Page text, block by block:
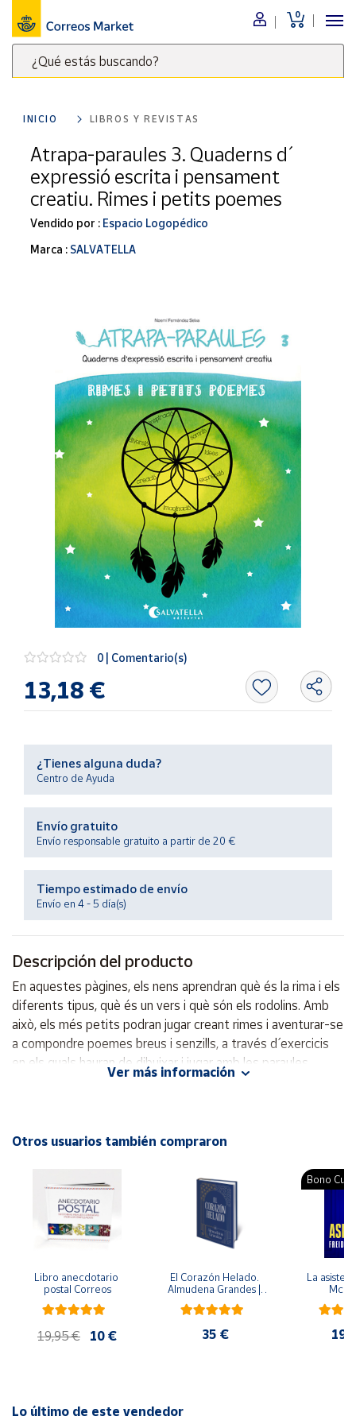
0
¿Qué estás buscando?
clave
para
buscar
productos
Correos
Menú
Nuestro
catálogo
Alimentación
Bebidas
Ocio y cultura
Juguetes y
juegos
Libros y
Oficina y
Papelería
Para Canarias,
Ceuta y Melilla
Bono
Nuestros
vendedores
novedades
de Correos
Market
Ayuda
Centro
de ayuda
Contacto
Mapa de
vendedores
Hazte
Área
vendedor
Área
Ubicación
Baleares
Canarias,
Melilla
INICIO LIBROS Y REVISTAS
Atrapa-paraules 3. Quaderns d´
expressió escrita i pensament
creatiu. Rimes i petits poemes
Vendido por : Espacio Logopédico
Marca : SALVATELLA
0 | Comentario(s)
13,18 €
¿Tienes alguna duda?
Centro de Ayuda
Envío gratuito
Envío responsable gratuito a partir de 20 €
Tiempo estimado de envío
Envío en 4 - 5 día(s)
Descripción del producto
En aquestes pàgines, els nens aprendran què és la rima i els
diferents tipus, què és un vers i què són els rodolins. Amb
això, els més petits podran jugar creant rimes i aventurar-se
a compondre poemes breus i senzills, a través d´ exercicis
en els quals hauran de dibuixar i jugar amb les paraules.
ISBN: 9788484128984
Ver más información
Otros usuarios también compraron
Libro anecdotario
postal Correos
19,95 € 10 €
El Corazón Helado.
Almudena Grandes |
Edición especial de
lujo | Libro con sello y
35 €
Bono
La
Lo último de este vendedor